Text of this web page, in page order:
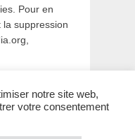
Pour en
suppression
notre site web,
votre consentement